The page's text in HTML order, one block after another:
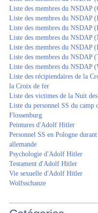
Liste des membres du NSDAP
Liste des membres du NSDAP
Liste des membres du NSDAP
Liste des membres du NSDAP
Liste des membres du NSDAP
Liste des membres du NSDAP
Liste des membres du NSDAP
Liste des récipiendaires de la
la Croix de fer
Liste des victimes de la Nuit
Liste du personnel SS du camp
Flossenburg
Peintures d'Adolf Hitler
Personnel SS en Pologne
allemande
Psychologie d'Adolf Hitler
Testament d'Adolf Hitler
Vie sexuelle d'Adolf Hitler
Wolfsschanze